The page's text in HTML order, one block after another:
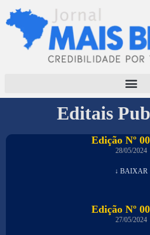
Editais
Edição Nº
28/05/2024
↓ BAIXAR
Edição Nº
27/05/2024